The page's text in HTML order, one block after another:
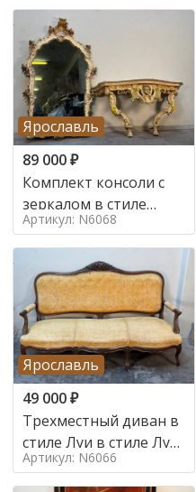
Ярославль
89 000₽
Комплект консоли с
зеркалом в стиле
ренессанс,
Артикул: N6068
Ярославль
49 000₽
Трехместный диван в
стиле Луи в стиле Луи
16,
Артикул: N6066